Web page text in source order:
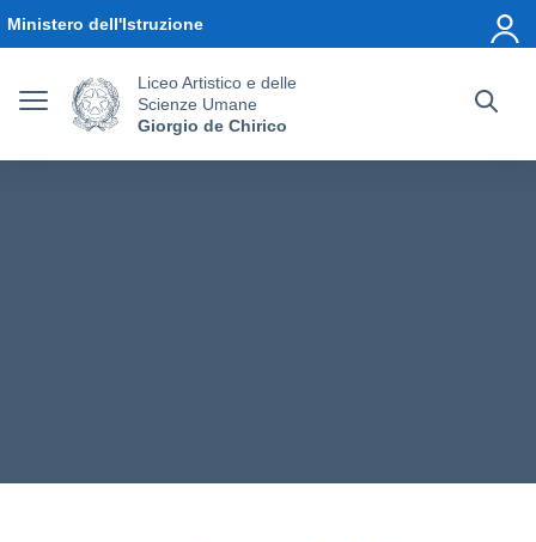
Ministero dell'Istruzione
Liceo Artistico e delle
Scienze Umane
Giorgio de Chirico